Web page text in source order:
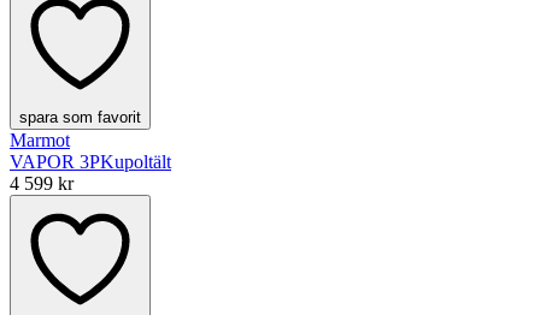
spara som favorit
Marmot
VAPOR 3PKupoltält
4 599 kr